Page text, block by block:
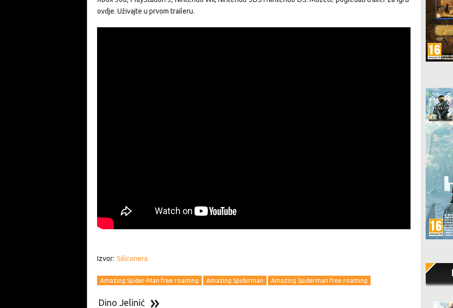
ovdje. Uživajte u prvom traileru.
Izvor: Siliconera
Amazing Spider-Man free roaming Amazing Spiderman Amazing Spiderman free roaming
Dino Jelinić